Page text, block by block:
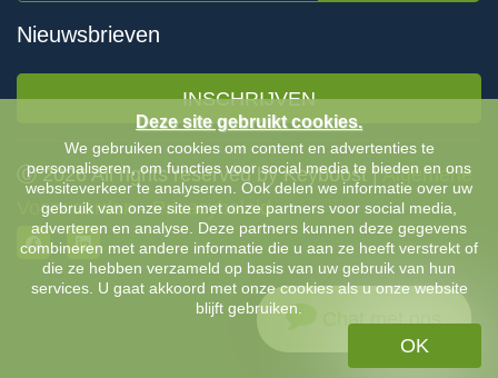
Nieuwsbrieven
INSCHRIJVEN
Ⓒ 2026 All rights reserved by Keyboost |Algemene
Voorwaarden-Privacybeleid
Chat met ons
Deze site gebruikt cookies.
We gebruiken cookies om content en advertenties te
personaliseren, om functies voor social media te bieden en ons
websiteverkeer te analyseren. Ook delen we informatie over uw
gebruik van onze site met onze partners voor social media,
adverteren en analyse. Deze partners kunnen deze gegevens
combineren met andere informatie die u aan ze heeft verstrekt of
die ze hebben verzameld op basis van uw gebruik van hun
services. U gaat akkoord met onze cookies als u onze website
blijft gebruiken.
OK